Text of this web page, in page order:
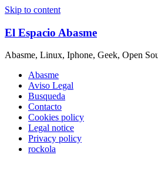
Skip to content
El Espacio Abasme
Abasme, Linux, Iphone, Geek, Open
Abasme
Aviso Legal
Busqueda
Contacto
Cookies policy
Legal notice
Privacy policy
rockola